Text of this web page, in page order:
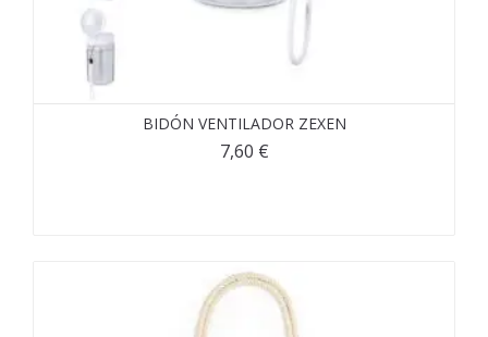
BIDÓN VENTILADOR ZEXEN
7,60 €